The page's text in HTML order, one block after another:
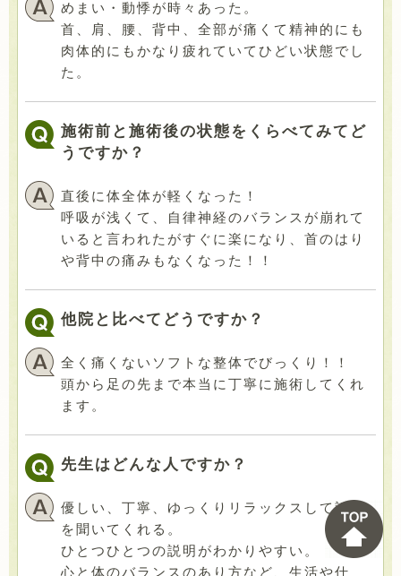
めまい・動悸が時々あった。
首、肩、腰、背中、全部が痛くて精神的にも
肉体的にもかなり疲れていてひどい状態でし
た。
施術前と施術後の状態をくらべてみてど
うですか？
直後に体全体が軽くなった！
呼吸が浅くて、自律神経のバランスが崩れて
いると言われたがすぐに楽になり、首のはり
や背中の痛みもなくなった！！
他院と比べてどうですか？
全く痛くないソフトな整体でびっくり！！
頭から足の先まで本当に丁寧に施術してくれ
ます。
先生はどんな人ですか？
優しい、丁寧、ゆっくりリラックスして話し
を聞いてくれる。
ひとつひとつの説明がわかりやすい。
心と体のバランスのあり方など、生活や仕